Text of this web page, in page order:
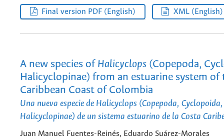
Final version PDF (English) XML (English)
A new species of Halicyclops (Copepoda,
Halicyclopinae) from an estuarine system of
Caribbean Coast of Colombia
Una nueva especie de Halicyclops (Copepoda, Cyclopoida,
Halicyclopinae) de un sistema estuarino de la Costa
Juan Manuel Fuentes-Reinés, Eduardo Suárez-Morales